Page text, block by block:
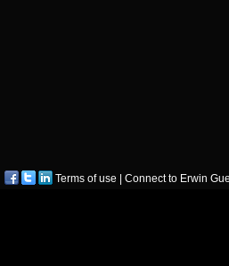
Terms of use Connect to Erwin